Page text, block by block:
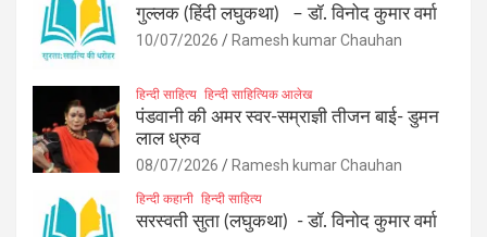
गुल्लक (हिंदी लघुकथा) – डॉ. विनोद कुमार वर्मा
10/07/2026 Ramesh kumar Chauhan
हिन्दी साहित्य हिन्दी साहित्यिक आलेख
पंडवानी की अमर स्वर-सम्राज्ञी तीजन बाई- डुमन
लाल ध्रुव
08/07/2026 Ramesh kumar Chauhan
हिन्दी कहानी हिन्दी साहित्य
सरस्वती सुता (लघुकथा) ​- डॉ. विनोद कुमार वर्मा